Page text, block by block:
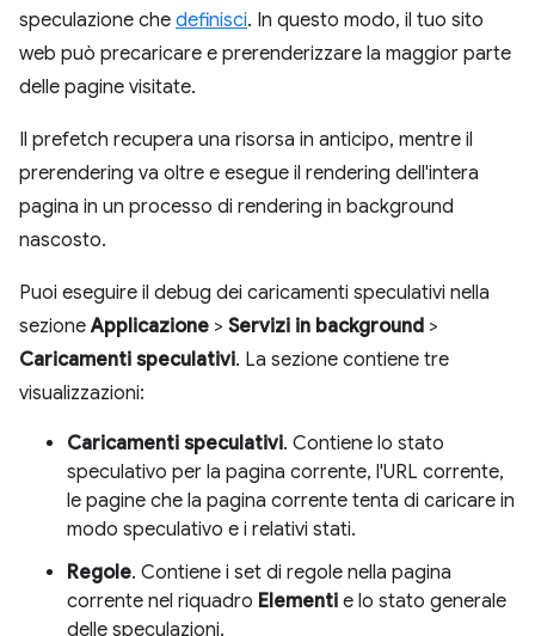
speculazione che definisci. In questo modo, il tuo sito
web può precaricare e prerenderizzare la maggior parte
delle pagine visitate.
Il prefetch recupera una risorsa in anticipo, mentre il
prerendering va oltre e esegue il rendering dell'intera
pagina in un processo di rendering in background
nascosto.
Puoi eseguire il debug dei caricamenti speculativi nella
sezioneApplicazione > Servizi in background >
Caricamenti speculativi. La sezione contiene tre
visualizzazioni:
Caricamenti speculativi. Contiene lo stato
speculativo per la pagina corrente, l'URL corrente,
le pagine che la pagina corrente tenta di caricare in
modo speculativo e i relativi stati.
Regole. Contiene i set di regole nella pagina
corrente nel riquadro Elementi e lo stato generale
delle speculazioni.